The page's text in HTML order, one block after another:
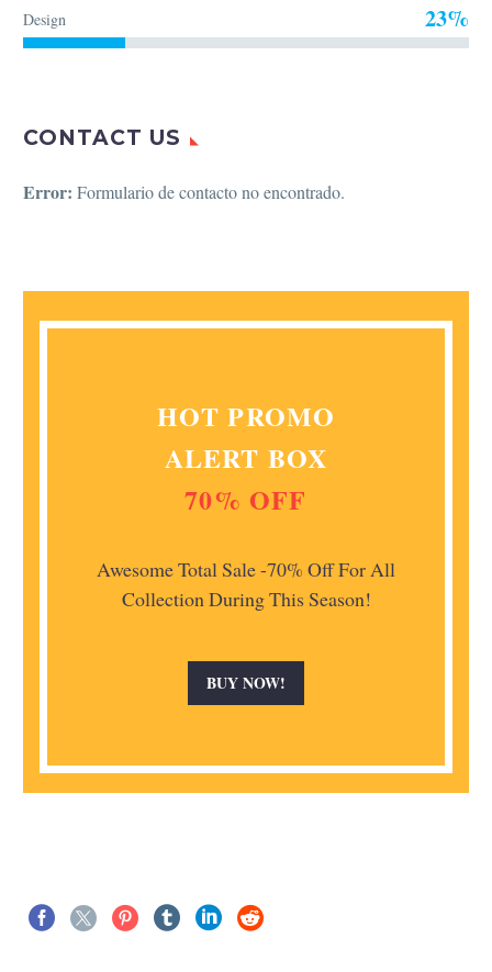
Design 23%
CONTACT US
Error: Formulario de contacto no encontrado.
HOT PROMO
ALERT BOX
70% OFF
Awesome Total Sale -70% Off For All
Collection During This Season!
BUY NOW!